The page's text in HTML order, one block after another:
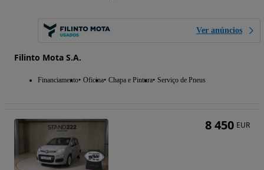
Ver anúncios
Filinto Mota S.A.
Financiamento Oficina Chapa e Pintura Serviço de Pneus
8 450 EUR